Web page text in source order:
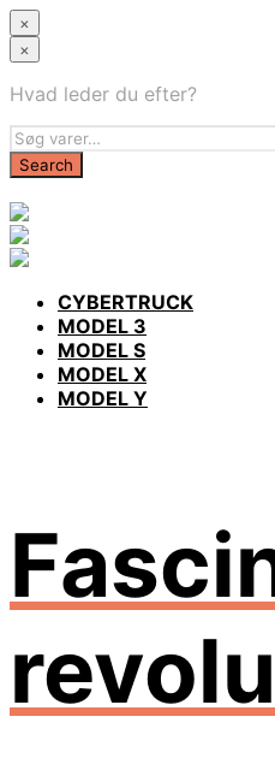
×
×
Hvad leder du efter?
CYBERTRUCK
MODEL 3
MODEL S
MODEL X
MODEL Y